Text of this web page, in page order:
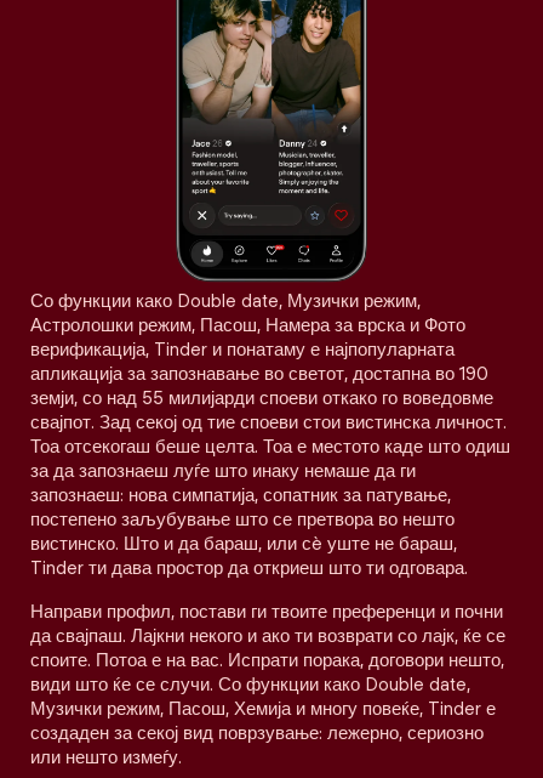
Со функции како Double date, Музички режим,
Астролошки режим, Пасош, Намера за врска и Фото
верификација, Tinder и понатаму е најпопуларната
апликација за запознавање во светот, достапна во 190
земји, со над 55 милијарди споеви откако го воведовме
свајпот. Зад секој од тие споеви стои вистинска личност.
Тоа отсекогаш беше целта. Тоа е местото каде што одиш
за да запознаеш луѓе што инаку немаше да ги
запознаеш: нова симпатија, сопатник за патување,
постепено заљубување што се претвора во нешто
вистинско. Што и да бараш, или сè уште не бараш,
Tinder ти дава простор да откриеш што ти одговара.
Направи профил, постави ги твоите преференци и почни
да свајпаш. Лајкни некого и ако ти возврати со лајк, ќе се
споите. Потоа е на вас. Испрати порака, договори нешто,
види што ќе се случи. Со функции како Double date,
Музички режим, Пасош, Хемија и многу повеќе, Tinder е
создаден за секој вид поврзување: лежерно, сериозно
или нешто измеѓу.